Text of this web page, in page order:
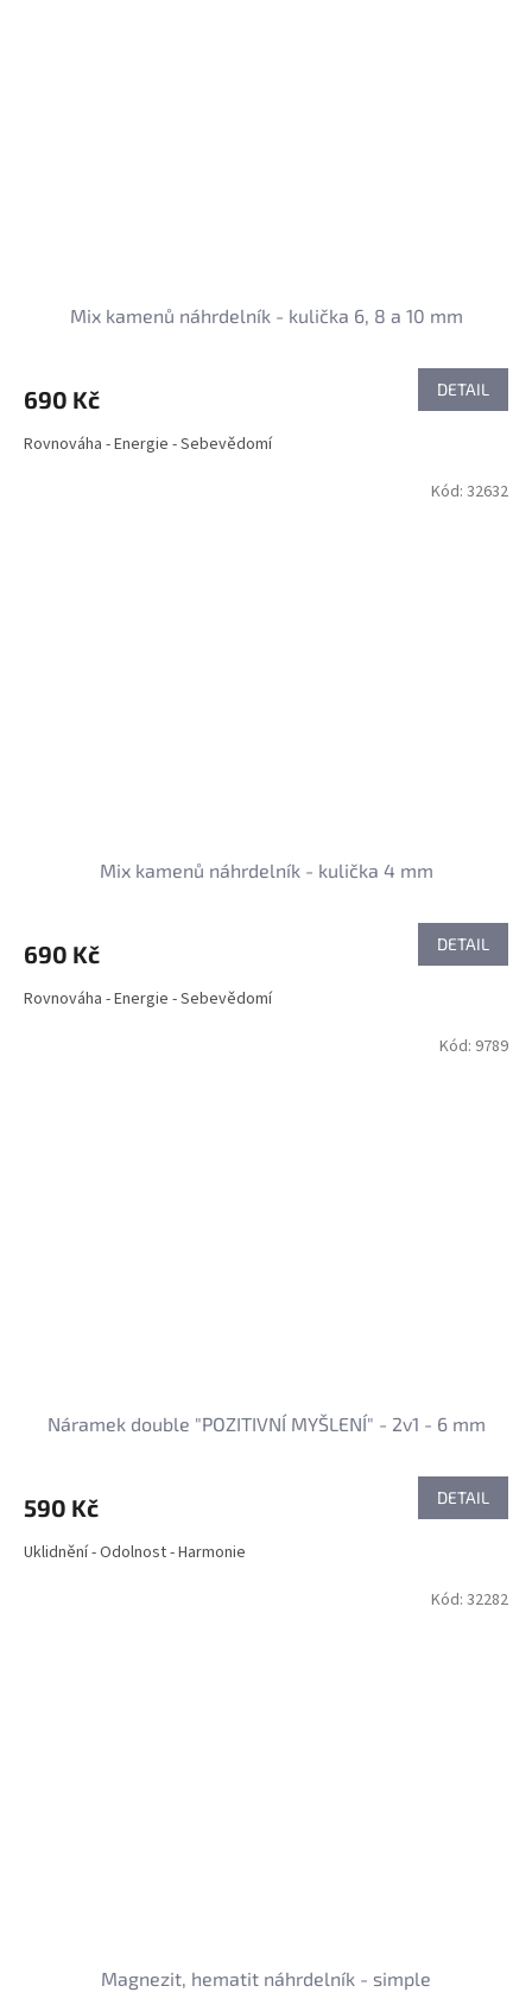
Mix kamenů náhrdelník - kulička 6, 8 a 10 mm
690 Kč DETAIL
Rovnováha - Energie - Sebevědomí
Mix kamenů náhrdelník - kulička 4 mm
690 Kč DETAIL
Rovnováha - Energie - Sebevědomí
Kód: 32632
Náramek double "POZITIVNÍ MYŠLENÍ" - 2v1 - 6 mm
590 Kč DETAIL
Uklidnění - Odolnost - Harmonie
Kód: 9789
Magnezit, hematit náhrdelník - simple
Kód: 32282